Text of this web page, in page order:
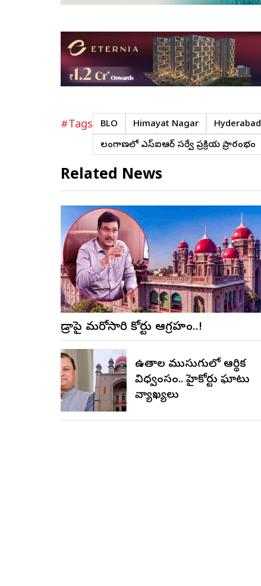
#Tags BLO Himayat Nagar Hyderabad
తెలంగాణలో ఎస్ఐఆర్ సర్వే ప్రక్రియ ప్రారంభం
Related News
హైడ్రాపై మరోసారి హైకోర్టు ఆగ్రహం..!
ఉచితాల ముసుగులో ఆర్థిక
విధ్వంసం.. హైకోర్టు ఘాటు
వ్యాఖ్యలు